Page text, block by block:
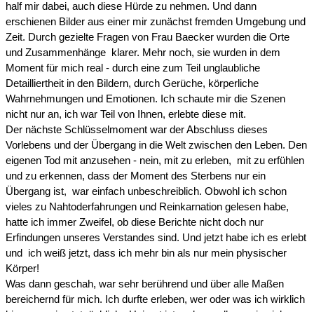
half mir dabei, auch diese Hürde zu nehmen. Und dann
erschienen Bilder aus einer mir zunächst fremden Umgebung und
Zeit. Durch gezielte Fragen von Frau Baecker wurden die Orte
und Zusammenhänge klarer. Mehr noch, sie wurden in dem
Moment für mich real - durch eine zum Teil unglaubliche
Detailliertheit in den Bildern, durch Gerüche, körperliche
Wahrnehmungen und Emotionen. Ich schaute mir die Szenen
nicht nur an, ich war Teil von Ihnen, erlebte diese mit.
Der nächste Schlüsselmoment war der Abschluss dieses
Vorlebens und der Übergang in die Welt zwischen den Leben. Den
eigenen Tod mit anzusehen - nein, mit zu erleben, mit zu erfühlen
und zu erkennen, dass der Moment des Sterbens nur ein
Übergang ist, war einfach unbeschreiblich. Obwohl ich schon
vieles zu Nahtoderfahrungen und Reinkarnation gelesen habe,
hatte ich immer Zweifel, ob diese Berichte nicht doch nur
Erfindungen unseres Verstandes sind. Und jetzt habe ich es erlebt
und ich weiß jetzt, dass ich mehr bin als nur mein physischer
Körper!
Was dann geschah, war sehr berührend und über alle Maßen
bereichernd für mich. Ich durfte erleben, wer oder was ich wirklich